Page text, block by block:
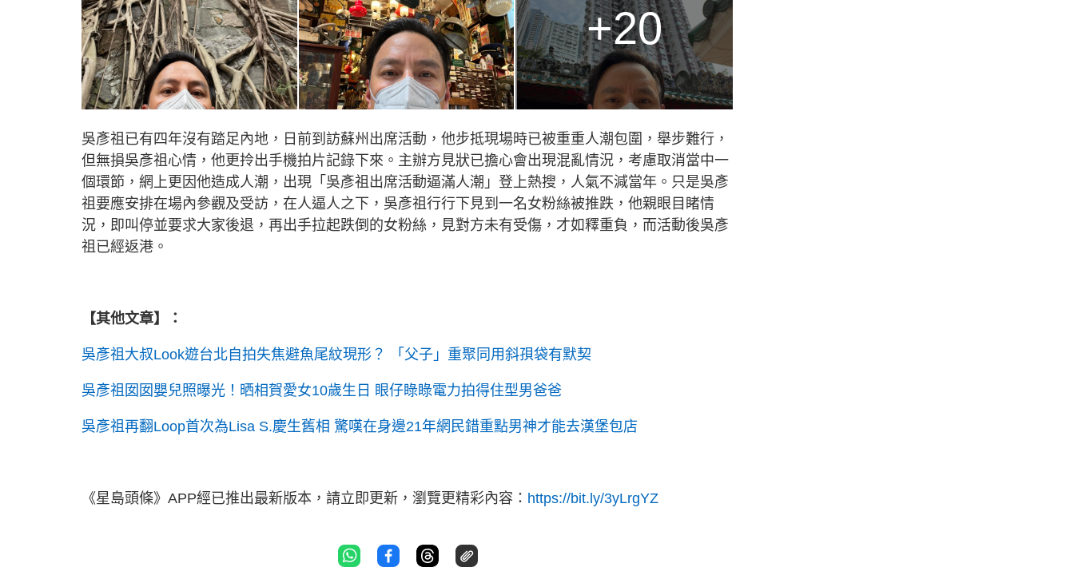
+20
吳彥祖已有四年沒有踏足內地，日前到訪蘇州出席活動，他步抵現場時已被重重人潮包圍，舉步難行，
但無損吳彥祖心情，他更拎出手機拍片記錄下來。主辦方見狀已擔心會出現混亂情況，考慮取消當中一
個環節，網上更因他造成人潮，出現「吳彥祖出席活動逼滿人潮」登上熱搜，人氣不減當年。只是吳彥
祖要應安排在場內參觀及受訪，在人逼人之下，吳彥祖行行下見到一名女粉絲被推跌，他親眼目睹情
況，即叫停並要求大家後退，再出手拉起跌倒的女粉絲，見對方未有受傷，才如釋重負，而活動後吳彥
祖已經返港。
【其他文章】：
吳彥祖大叔Look遊台北自拍失焦避魚尾紋現形？ 「父子」重聚同用斜孭袋有默契
吳彥祖囡囡嬰兒照曝光！晒相賀愛女10歲生日 眼仔睩睩電力拍得住型男爸爸
吳彥祖再翻Loop首次為Lisa S.慶生舊相 驚嘆在身邊21年網民錯重點男神才能去漢堡包店
《星島頭條》APP經已推出最新版本，請立即更新，瀏覽更精彩內容： https://bit.ly/3yLrgYZ